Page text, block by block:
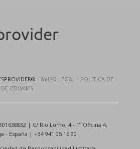
- AVISO LEGAL- POLÍTICA DE
COOKIES
| C/ Rio Lomo, 4 - 1º Oficina 4,
- España | +34 941 05 15 90